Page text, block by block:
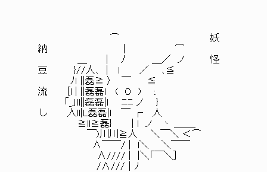
⌒ 妖
納 ｜ ⌒
＿ | ﾉ ＿／ ノ 怪
豆 }//人､ | l ／ ､≦
ﾉｌ ||磊≧ 〉 ￣ ≦
流 [l | ||磊磊l ( ０ ) :.
「_」ll||磊磊|l ﾆﾆ ノ }
し 人ll|L磊磊|l ￣ ┌ 人
≧ll≧磊} | l ノ 丶 ＿＿_
￣)川川≧人 ＼￣＼ ＜⌒
∧￣￣/ | l＼ ＼￣￣
∧//// | |＼「￣＼]
/∧///｜ﾉ